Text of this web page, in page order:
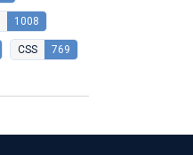
1008
CSS 769